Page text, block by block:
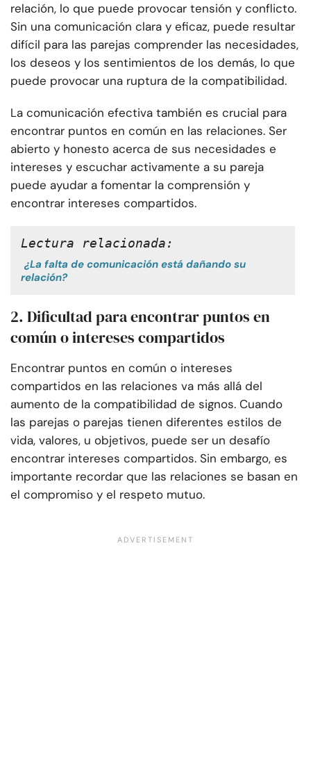
relación, lo que puede provocar tensión y conflicto.
Sin una comunicación clara y eficaz, puede resultar
difícil para las parejas comprender las necesidades,
los deseos y los sentimientos de los demás, lo que
puede provocar una ruptura de la compatibilidad.
La comunicación efectiva también es crucial para
encontrar puntos en común en las relaciones. Ser
abierto y honesto acerca de sus necesidades e
intereses y escuchar activamente a su pareja
puede ayudar a fomentar la comprensión y
encontrar intereses compartidos.
Lectura relacionada:
¿La falta de comunicación está dañando su
relación?
2. Dificultad para encontrar puntos en
común o intereses compartidos
Encontrar puntos en común o intereses
compartidos en las relaciones va más allá del
aumento de la compatibilidad de signos. Cuando
las parejas o parejas tienen diferentes estilos de
vida, valores, u objetivos, puede ser un desafío
encontrar intereses compartidos. Sin embargo, es
importante recordar que las relaciones se basan en
el compromiso y el respeto mutuo.